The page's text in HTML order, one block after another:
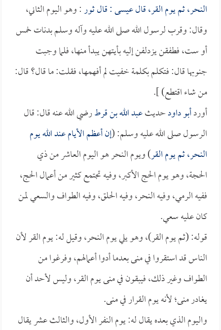
النحر، ثم يوم القر، قالعيسى: قالثور: وهو اليوم الثاني،
وقال: وقرب لرسول الله صلى الله عليه وآله وسلم بدنات خمس
أو ست، فطفقن يزدلفن إليه بأيتهن يبدأ منها، فلما وجبت
جنوبها قال: فتكلم بكلمة خفيت لم أفهمها، فقلت: ما قال؟ قال:
من شاء اقتطع) ].
أوردأبو داودحديثعبد الله بن قرطرضي الله عنه قال: قال
الرسول صلى الله عليه وسلم: (إن أعظم الأيام عند الله يوم
النحر، ثم يوم القر) ويوم النحر هو اليوم العاشر من ذي
الحجة، وهو يوم الحج الأكبر، وفيه تجتمع كثير من أعمال الحج،
ففيه الرمي، وفيه النحر، وفيه الحلق، وفيه الطواف والسعي لمن
كان عليه سعي.
قوله: (ثم يوم القر)، وهو يلي يوم النحر، وقيل له: يوم القر لأن
الناس قد استقروا في منى بعدما أدوا أعمالهم، وفرغوا من
الطواف وغير ذلك، فيبقون في منى يوم القر، وليس لأحد أن
يغادر منى؛ لأنه يوم القرار في منى.
واليوم الذي بعده يقال له: يوم النفر الأول، والثالث عشر يقال